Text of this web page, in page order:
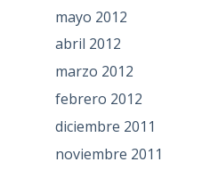
mayo 2012
abril 2012
marzo 2012
febrero 2012
diciembre 2011
noviembre 2011